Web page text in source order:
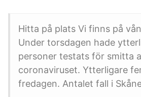
Hitta på plats Vi finns på
Under torsdagen hade
personer testats för smitta
coronaviruset. Ytterligare
fredagen. Antalet fall i